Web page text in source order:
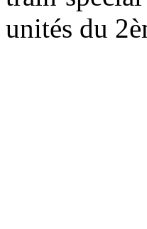
unités du